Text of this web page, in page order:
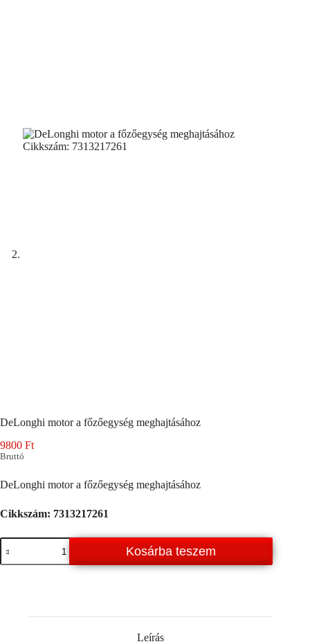
DeLonghi motor a főzőegység meghajtásához
9800 Ft
Bruttó
DeLonghi motor a főzőegység meghajtásához
Cikkszám: 7313217261
DeLonghi
motor
a
Kosárba teszem
Leírás